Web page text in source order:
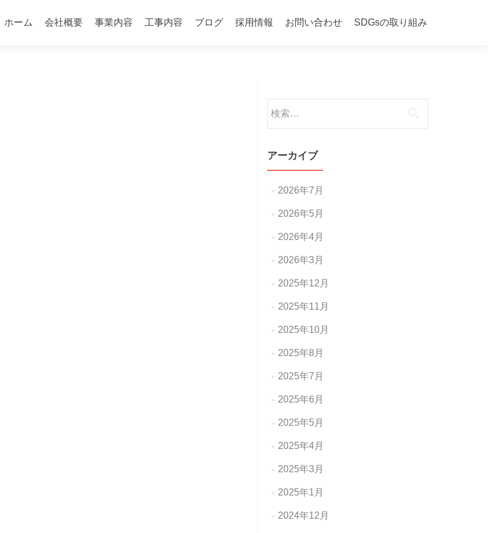
ン
ホーム 会社概要 事業内容 工事内容 ブログ 採用情報 お問い合わせ SDGsの取り組み
索:
アーカイブ
2026年7月
2026年5月
2026年4月
2026年3月
2025年12月
2025年11月
2025年10月
2025年8月
2025年7月
2025年6月
2025年5月
2025年4月
2025年3月
2025年1月
2024年12月